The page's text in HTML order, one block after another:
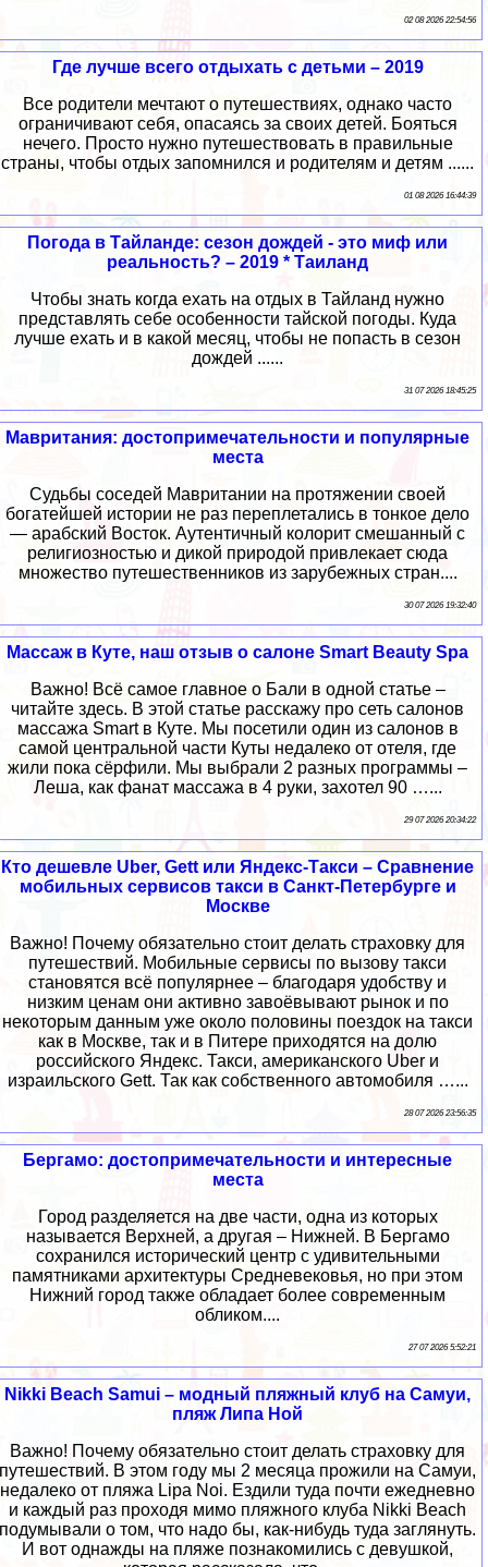
02 08 2026 22:54:56
Где лучше всего отдыхать с детьми – 2019
Все родители мечтают о путешествиях, однако часто
ограничивают себя, опасаясь за своих детей. Бояться
нечего. Просто нужно путешествовать в правильные
страны, чтобы отдых запомнился и родителям и детям ......
01 08 2026 16:44:39
Погода в Тайланде: сезон дождей - это миф или
реальность? – 2019 * Таиланд
Чтобы знать когда ехать на отдых в Тайланд нужно
представлять себе особенности тайской погоды. Куда
лучше ехать и в какой месяц, чтобы не попасть в сезон
дождей ......
31 07 2026 18:45:25
Мавритания: достопримечательности и популярные
места
Судьбы соседей Мавритании на протяжении своей
богатейшей истории не раз переплетались в тонкое дело
— арабский Восток. Аутентичный колорит смешанный с
религиозностью и дикой природой привлекает сюда
множество путешественников из зарубежных стран....
30 07 2026 19:32:40
Массаж в Куте, наш отзыв о салоне Smart Beauty Spa
Важно! Всё самое главное о Бали в одной статье –
читайте здесь. В этой статье расскажу про сеть салонов
массажа Smart в Куте. Мы посетили один из салонов в
самой центральной части Куты недалеко от отеля, где
жили пока сёрфили. Мы выбрали 2 разных программы –
Леша, как фанат массажа в 4 руки, захотел 90 …...
29 07 2026 20:34:22
Кто дешевле Uber, Gett или Яндекс-Такси – Сравнение
мобильных сервисов такси в Санкт-Петербурге и
Москве
Важно! Почему обязательно стоит делать страховку для
путешествий. Мобильные сервисы по вызову такси
становятся всё популярнее – благодаря удобству и
низким ценам они активно завоёвывают рынок и по
некоторым данным уже около половины поездок на такси
как в Москве, так и в Питере приходятся на долю
российского Яндекс. Такси, американского Uber и
израильского Gett. Так как собственного автомобиля …...
28 07 2026 23:56:35
Бергамо: достопримечательности и интересные
места
Город разделяется на две части, одна из которых
называется Верхней, а другая – Нижней. В Бергамо
сохранился исторический центр с удивительными
памятниками архитектуры Средневековья, но при этом
Нижний город также обладает более современным
обликом....
27 07 2026 5:52:21
Nikki Beach Samui – модный пляжный клуб на Самуи,
пляж Липа Ной
Важно! Почему обязательно стоит делать страховку для
путешествий. В этом году мы 2 месяца прожили на Самуи,
недалеко от пляжа Lipa Noi. Ездили туда почти ежедневно
и каждый раз проходя мимо пляжного клуба Nikki Beach
подумывали о том, что надо бы, как-нибудь туда заглянуть.
И вот однажды на пляже познакомились с девушкой,